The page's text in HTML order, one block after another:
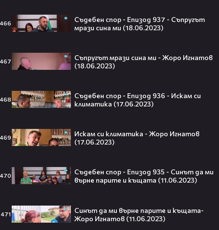
466
Съдебен спор - Епизод 937 - Съпругът
мрази сина ми (18.06.2023)
467
Съпругът мрази сина ми - Жоро Игнатов
(18.06.2023)
468
Съдебен спор - Епизод 936 - Искам си
климатика (17.06.2023)
469
Искам си климатика - Жоро Игнатов
(17.06.2023)
470
Съдебен спор - Епизод 935 - Синът да ми
върне парите и къщата (11.06.2023)
471
Синът да ми върне парите и къщата-
Жоро Игнатов (11.06.2023)
се пропи (27.11.2022)
2 Съдебен спор
трол😯💥
55 милиарда по-късно: EA вече
Саудитска Арабия💰
Barbie 2 има краен срок до 2026,